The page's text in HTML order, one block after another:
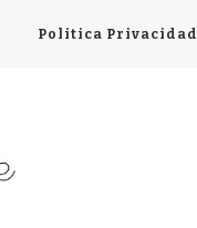
Politica Privacidad